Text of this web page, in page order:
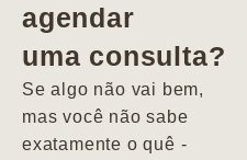
agendar
uma consulta?
Se algo não vai bem,
mas você não sabe
exatamente o quê -